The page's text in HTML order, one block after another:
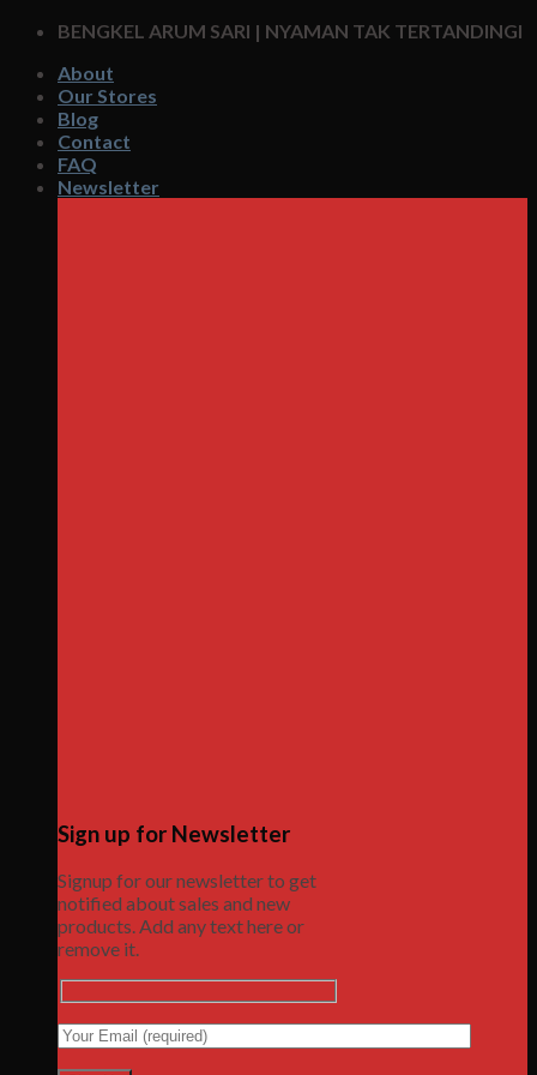
Skip
content
BENGKEL ARUM SARI | NYAMAN TAK TERTANDINGI
About
Our Stores
Blog
Contact
FAQ
Newsletter
Sign up for Newsletter
Signup for our newsletter to get
notified about sales and new
products. Add any text here or
remove it.